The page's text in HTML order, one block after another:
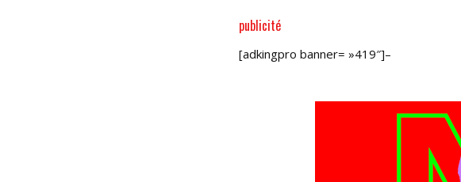
publicité
[adkingpro banner= »419″]–